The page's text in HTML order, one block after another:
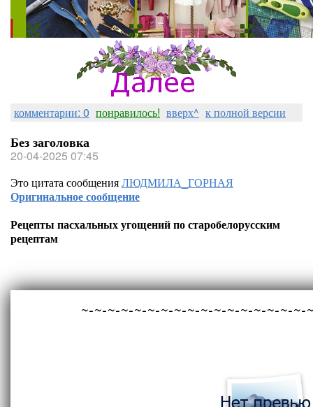
комментарии: 0 понравилось! вверх^ к полной версии
Без заголовка
20-04-2025 07:45
Это цитата сообщенияЛЮДМИЛА_ГОРНАЯ
Оригинальное сообщение
Рецепты пасхальных угощений по старобелорусским
рецептам
~-~-~-~-~-~-~-~-~-~-~-~-~-~-~-~-